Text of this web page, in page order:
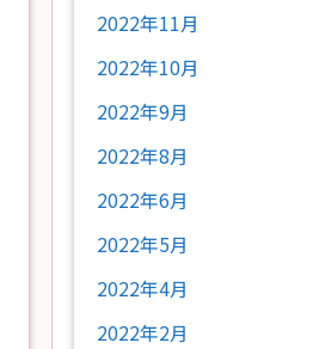
2022年11月
2022年10月
2022年9月
2022年8月
2022年6月
2022年5月
2022年4月
2022年2月